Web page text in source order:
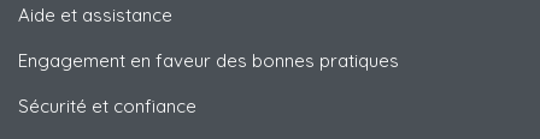
Aide et assistance
Engagement en faveur des bonnes pratiques
Sécurité et confiance